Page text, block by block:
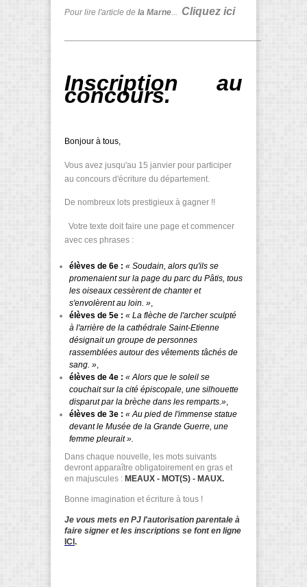
Pour lire l'article de la Marne... Cliquez ici
Inscription au
concours.
Bonjour à tous,
Vous avez jusqu'au 15 janvier pour participer
au concours d'écriture du département.
De nombreux lots prestigieux à gagner !!
Votre texte doit faire une page et commencer
avec ces phrases :
élèves de 6e : « Soudain, alors qu'ils se
promenaient sur la page du parc du Pâtis, tous
les oiseaux cessèrent de chanter et
s'envolèrent au loin. »
élèves de 5e : « La flèche de l'archer sculpté
à l'arrière de la cathédrale Saint-Etienne
désignait un groupe de personnes
rassemblées autour des vêtements tâchés de
sang. »
élèves de 4e : « Alors que le soleil se
couchait sur la cité épiscopale, une silhouette
disparut par la brèche dans les remparts.»
élèves de 3e : « Au pied de l'immense statue
devant le Musée de la Grande Guerre , une
femme pleurait ».
Dans chaque nouvelle, les mots suivants
devront apparaître obligatoirement en gras et
en majuscules : MEAUX - MOT(S) - MAUX.
Bonne imagination et écriture à tous !
Je vous mets en PJ l'autorisation parentale à
faire signer et les inscriptions se font en ligne
ICI .